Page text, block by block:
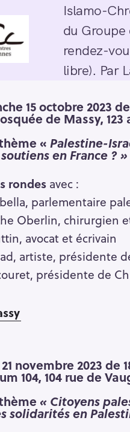
Islamo-
du Groupe
rendez-
libre). Par
15 octobre 2023
de Massy, 123
«Palestine-
en France ? »
rondesavec :
parlementaire
Oberlin, chirurgien
avocat et écrivain
artiste, présidente
présidente de
novembre 2023 de
104, 104 rue de
« Citoyens
solidarités en